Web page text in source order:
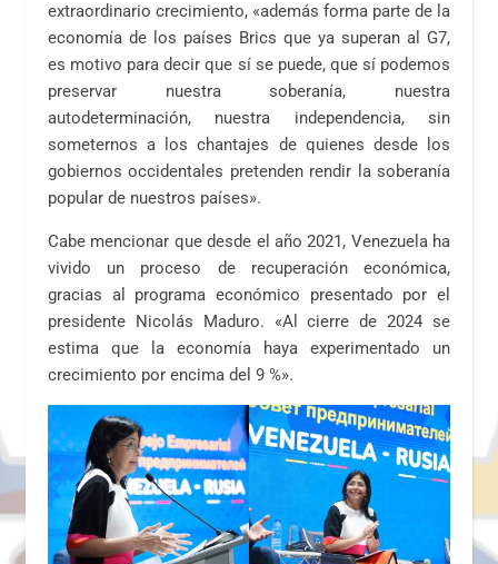
extraordinario crecimiento, «además forma parte de la
economía de los países Brics que ya superan al G7,
es motivo para decir que sí se puede, que sí podemos
preservar nuestra soberanía, nuestra
autodeterminación, nuestra independencia, sin
someternos a los chantajes de quienes desde los
gobiernos occidentales pretenden rendir la soberanía
popular de nuestros países».
Cabe mencionar que desde el año 2021, Venezuela ha
vivido un proceso de recuperación económica,
gracias al programa económico presentado por el
presidente Nicolás Maduro. «Al cierre de 2024 se
estima que la economía haya experimentado un
crecimiento por encima del 9 %».